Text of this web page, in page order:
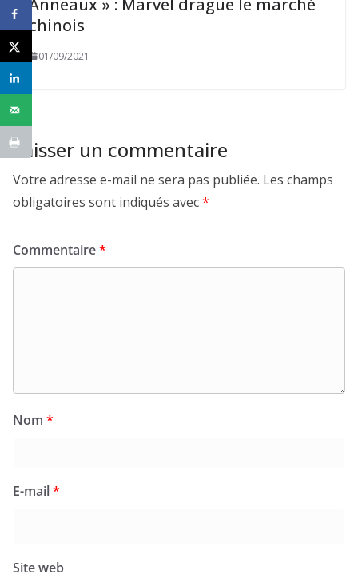
chinois
01/09/2021
Laisser un commentaire
Votre adresse e-mail ne sera pas publiée. Les champs
obligatoires sont indiqués avec*
Commentaire*
Nom *
E-mail*
Site web